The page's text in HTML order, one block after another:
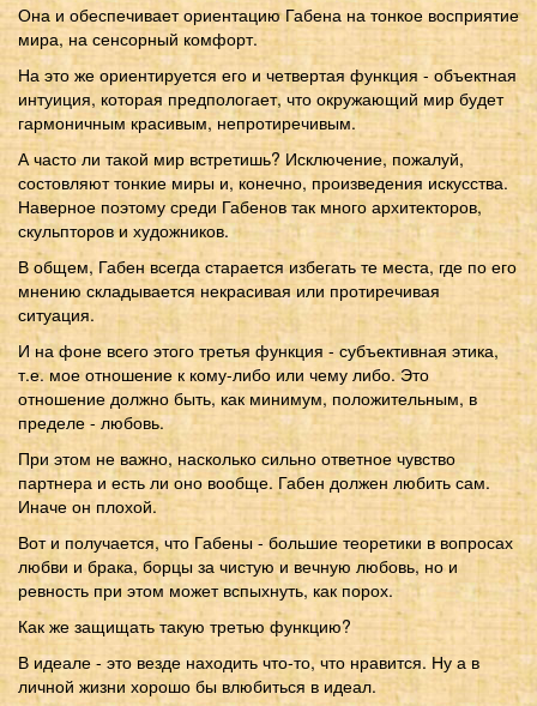
Она и обеспечивает ориентацию Габена на тонкое восприятие
мира, на сенсорный комфорт.
На это же ориентируется его и четвертая функция - объектная
интуиция, которая предпологает, что окружающий мир будет
гармоничным красивым, непротиречивым.
А часто ли такой мир встретишь? Исключение, пожалуй,
состовляют тонкие миры и, конечно, произведения искусства.
Наверное поэтому среди Габенов так много архитекторов,
скульпторов и художников.
В общем, Габен всегда старается избегать те места, где по его
мнению складывается некрасивая или протиречивая
ситуация.
И на фоне всего этого третья функция - субъективная этика,
т.е. мое отношение к кому-либо или чему либо. Это
отношение должно быть, как минимум, положительным, в
пределе - любовь.
При этом не важно, насколько сильно ответное чувство
партнера и есть ли оно вообще. Габен должен любить сам.
Иначе он плохой.
Вот и получается, что Габены - большие теоретики в вопросах
любви и брака, борцы за чистую и вечную любовь, но и
ревность при этом может вспыхнуть, как порох.
Как же защищать такую третью функцию?
В идеале - это везде находить что-то, что нравится. Ну а в
личной жизни хорошо бы влюбиться в идеал.